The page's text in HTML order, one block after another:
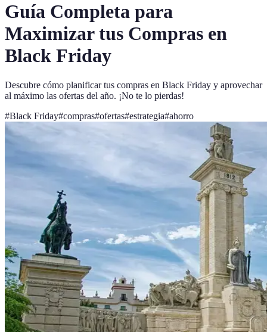
Guía Completa para
Maximizar tus Compras en
Black Friday
Descubre cómo planificar tus compras en Black Friday y aprovechar
al máximo las ofertas del año. ¡No te lo pierdas!
#Black Friday#compras#ofertas#estrategia#ahorro